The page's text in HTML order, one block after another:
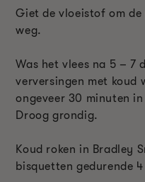
Giet de vloeistof om
weg.
Was het vlees na 5 – 7
verversingen met koud
ongeveer 30 minuten
Droog grondig.
Koud roken in Bradley
bisquetten gedurende